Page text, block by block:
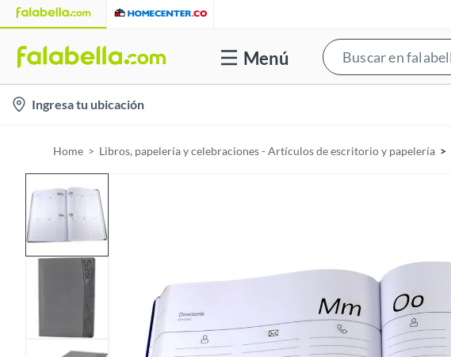
Menú
Ingresa tu ubicación
Home Libros, papelería y celebraciones - Artículos de escritorio y papelería